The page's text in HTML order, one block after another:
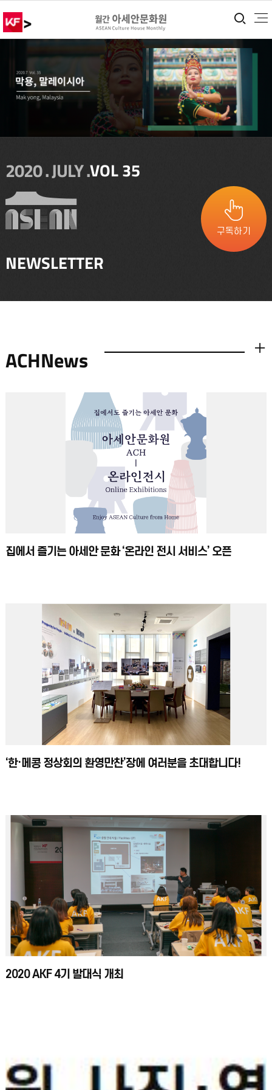
> 통
2020 . JULY .VOL 35
NEWSLETTER
구독하기
ACHNews
집에서 즐기는 아세안 문화 ‘온라인 전시 서비스’ 오픈
‘한·메콩 정상회의 환영만찬’장에 여러분을 초대합니다!
2020 AKF 4기 발대식 개최
더보기